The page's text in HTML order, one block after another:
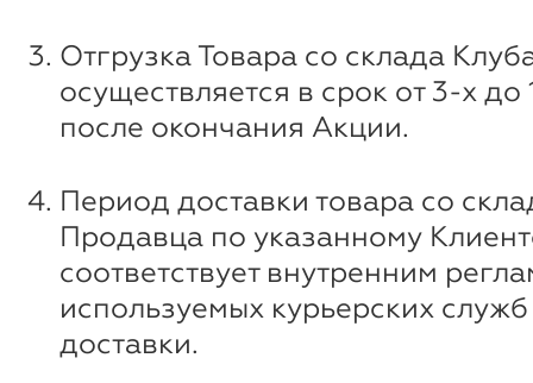
Отгрузка Товара со склада
осуществляется в срок от 3-х
после окончания Акции.
Период доставки товара со
Продавца по указанному
соответствует внутренним
используемых курьерских
доставки.